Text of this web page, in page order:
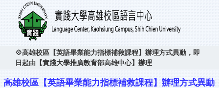
💠高雄校區【英語畢業能力指標補救課程】辦理方式異動，即
日起由【實踐大學推廣教育部高雄中心】辦理
高雄校區【英語畢業能力指標補救課程】辦理方式異動